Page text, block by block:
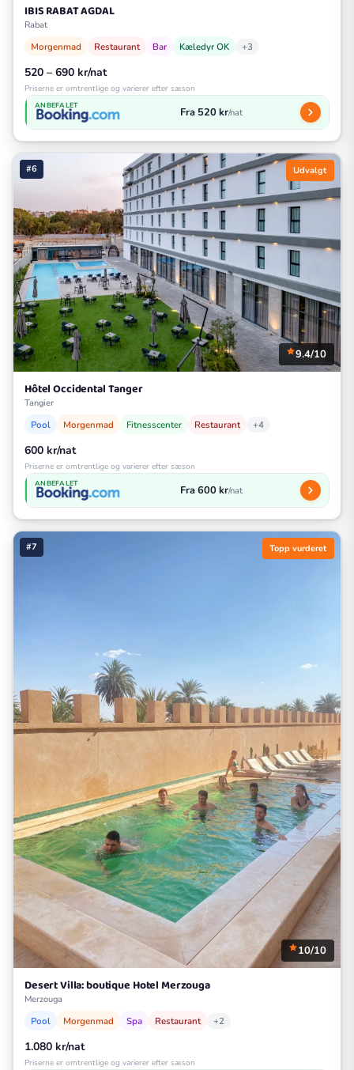
IBIS RABAT AGDAL
Rabat
Morgenmad Restaurant Bar Kæledyr OK +3
520 – 690 kr/nat
Priserne er omtrentlige og varierer efter sæson
ANBEFALET Fra 520 kr/nat
#6 Udvalgt
9.4/10
Hôtel Occidental Tanger
Tangier
Pool Morgenmad Fitnesscenter Restaurant +4
600 kr/nat
Priserne er omtrentlige og varierer efter sæson
ANBEFALET Fra 600 kr/nat
#7 Topp vurderet
10/10
Desert Villa: boutique Hotel Merzouga
Merzouga
Pool Morgenmad Spa Restaurant +2
1.080 kr/nat
Priserne er omtrentlige og varierer efter sæson